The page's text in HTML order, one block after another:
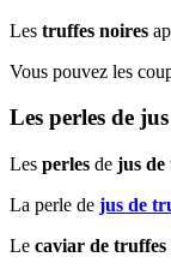
Les truffes noires
Vous pouvez les
Les perles de
Les perles de jus
La perle de jus de
Le caviar de truffes